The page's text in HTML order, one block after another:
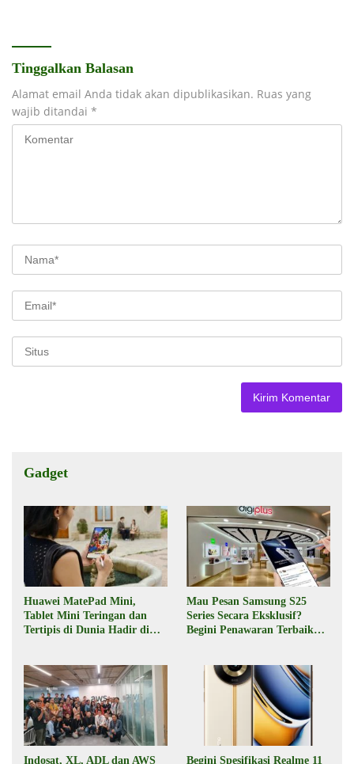
Tinggalkan Balasan
Alamat email Anda tidak akan dipublikasikan. Ruas yang
wajib ditandai *
Gadget
Huawei MatePad Mini,
Tablet Mini Teringan dan
Tertipis di Dunia Hadir di
Mau Pesan Samsung S25
Series Secara Eksklusif?
Begini Penawaran Terbaik
Indosat, XL, ADL dan AWS Begini Spesifikasi Realme 11